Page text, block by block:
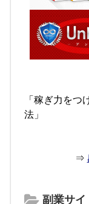
「稼ぎ力を
法」
⇒
副業サイ